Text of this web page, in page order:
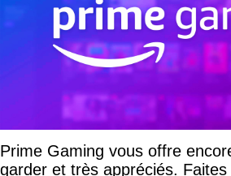
Prime Gaming vous offre
garder et très appréciés.